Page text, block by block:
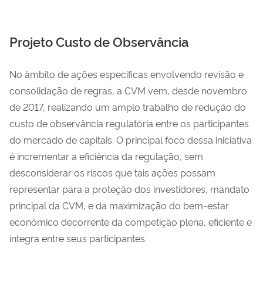
Projeto Custo de Observância
No âmbito de ações específicas envolvendo revisão e
consolidação de regras, a CVM vem, desde novembro
de 2017, realizando um amplo trabalho de redução do
custo de observância regulatória entre os participantes
do mercado de capitais. O principal foco dessa iniciativa
é incrementar a eficiência da regulação, sem
desconsiderar os riscos que tais ações possam
representar para a proteção dos investidores, mandato
principal da CVM, e da maximização do bem-estar
econômico decorrente da competição plena, eficiente e
íntegra entre seus participantes.